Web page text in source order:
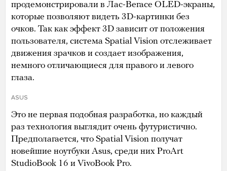
продемонстрировали в Лас-Вегасе OLED-экраны,
которые позволяют видеть 3D-картинки без
очков. Так как эффект 3D зависит от положения
пользователя, система Spatial Vision отслеживает
движения зрачков и создает изображения,
немного отличающиеся для правого и левого
глаза.
ASUS
Это не первая подобная разработка, но каждый
раз технология выглядит очень футуристично.
Предполагается, что Spatial Vision получат
новейшие ноутбуки Asus, среди них ProArt
StudioBook 16 и VivoBook Pro.